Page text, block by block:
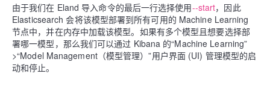
由于我们在 Eland 导入命令的最后一行选择使用--start，因此
Elasticsearch 会将该模型部署到所有可用的 Machine Learning
节点中，并在内存中加载该模型。如果有多个模型且想要选择部
署哪一模型，那么我们可以通过 Kibana 的“Machine Learning”
>“Model Management（模型管理）”用户界面 (UI) 管理模型的启
动和停止。